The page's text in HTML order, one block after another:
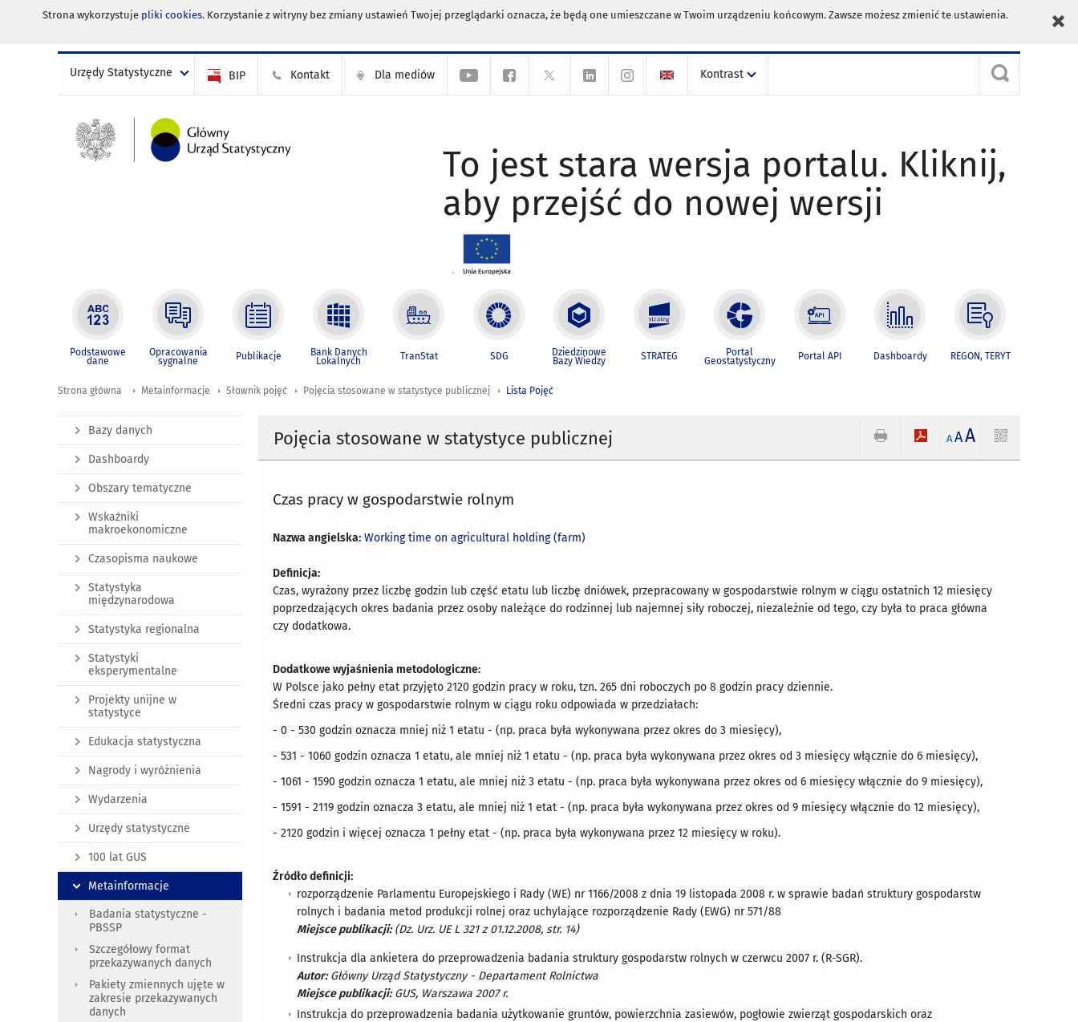
Strona wykorzystuje pliki cookies. Korzystanie z witryny bez zmiany ustawień Twojej przeglądarki oznacza, że będą one umieszczane w Twoim urządzeniu końcowym. Zawsze możesz zmienić te ustawienia.
Urzędy Statystyczne BIP Kontakt Dla mediów Kontrast
To jest stara wersja portalu. Kliknij,
aby przejść do nowej wersji
Podstawowe
dane
Opracowania
sygnalne Publikacje Bank Danych
Lokalnych TranStat SDG Dziedzinowe
Bazy Wiedzy STRATEG Portal
Geostatystyczny Portal API Dashboardy REGON, TERYT
Strona główna Metainformacje Słownik pojęć Pojęcia stosowane w statystyce publicznej Lista Pojęć
Pojęcia stosowane w statystyce publicznej A AA
Czas pracy w gospodarstwie rolnym
Nazwa angielska: Working time on agricultural holding (farm)
Definicja:
Czas, wyrażony przez liczbę godzin lub część etatu lub liczbę dniówek, przepracowany w gospodarstwie rolnym w ciągu ostatnich 12 miesięcy
poprzedzających okres badania przez osoby należące do rodzinnej lub najemnej siły roboczej, niezależnie od tego, czy była to praca główna
czy dodatkowa.
Dodatkowe wyjaśnienia metodologiczne:
W Polsce jako pełny etat przyjęto 2120 godzin pracy w roku, tzn. 265 dni roboczych po 8 godzin pracy dziennie.
Średni czas pracy w gospodarstwie rolnym w ciągu roku odpowiada w przedziałach:
- 0 - 530 godzin oznacza mniej niż 1 etatu - (np. praca była wykonywana przez okres do 3 miesięcy),
- 531 - 1060 godzin oznacza 1 etatu, ale mniej niż 1 etatu - (np. praca była wykonywana przez okres od 3 miesięcy włącznie do 6 miesięcy),
- 1061 - 1590 godzin oznacza 1 etatu, ale mniej niż 3 etatu - (np. praca była wykonywana przez okres od 6 miesięcy włącznie do 9 miesięcy),
- 1591 - 2119 godzin oznacza 3 etatu, ale mniej niż 1 etat - (np. praca była wykonywana przez okres od 9 miesięcy włącznie do 12 miesięcy),
- 2120 godzin i więcej oznacza 1 pełny etat - (np. praca była wykonywana przez 12 miesięcy w roku).
Źródło definicji:
rozporządzenie Parlamentu Europejskiego i Rady (WE) nr 1166/2008 z dnia 19 listopada 2008 r. w sprawie badań struktury gospodarstw
rolnych i badania metod produkcji rolnej oraz uchylające rozporządzenie Rady (EWG) nr 571/88
Miejsce publikacji:(Dz. Urz. UE L 321 z 01.12.2008, str. 14)
Instrukcja dla ankietera do przeprowadzenia badania struktury gospodarstw rolnych w czerwcu 2007 r. (R-SGR).
Autor:Główny Urząd Statystyczny - Departament Rolnictwa
Miejsce publikacji:GUS, Warszawa 2007 r.
Instrukcja do przeprowadzenia badania użytkowanie gruntów, powierzchnia zasiewów, pogłowie zwierząt gospodarskich oraz
Bazy danych
Dashboardy
Obszary tematyczne
Wskaźniki
makroekonomiczne
Czasopisma naukowe
Statystyka
międzynarodowa
Statystyka regionalna
Statystyki
eksperymentalne
Projekty unijne w
statystyce
Edukacja statystyczna
Nagrody i wyróżnienia
Wydarzenia
Urzędy statystyczne
100 lat GUS
Metainformacje
Badania statystyczne -
PBSSP
Szczegółowy format
przekazywanych danych
Pakiety zmiennych ujęte w
zakresie przekazywanych
danych